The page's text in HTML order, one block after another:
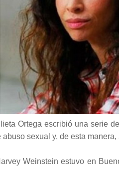
Ortega escribió una serie
abuso sexual y, de esta
Weinstein estuvo en